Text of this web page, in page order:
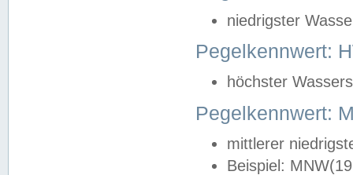
niedrigster
Pegelkennwert:
höchster
Pegelkennwert:
mittlerer
Beispiel: